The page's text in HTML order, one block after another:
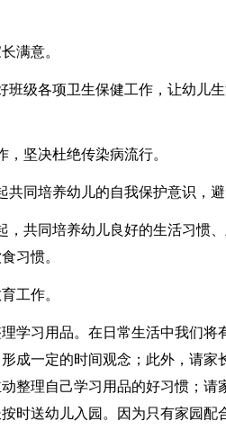
满意。
班级各项卫生保健工作，让幼儿
坚决杜绝传染病流行。
共同培养幼儿的自我保护意识，
，共同培养幼儿良好的生活习惯
习惯。
工作。
学习用品。在日常生活中我们将
成一定的时间观念；此外，请家
整理自己学习用品的好习惯；请
时送幼儿入园。因为只有家园配